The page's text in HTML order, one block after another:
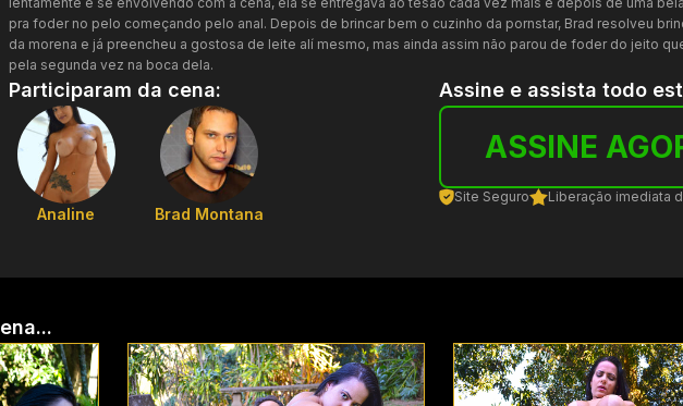
pra foder no pelo começando pelo anal. Depois de brincar bem o cuzinho da pornstar, Brad resolveu
da morena e já preencheu a gostosa de leite alí mesmo, mas ainda assim não parou de foder do jeito
pela segunda vez na boca dela.
Participaram da cena:
Analine Brad Montana
Assine e assista todo
ASSINE
Site Seguro Liberação imediata